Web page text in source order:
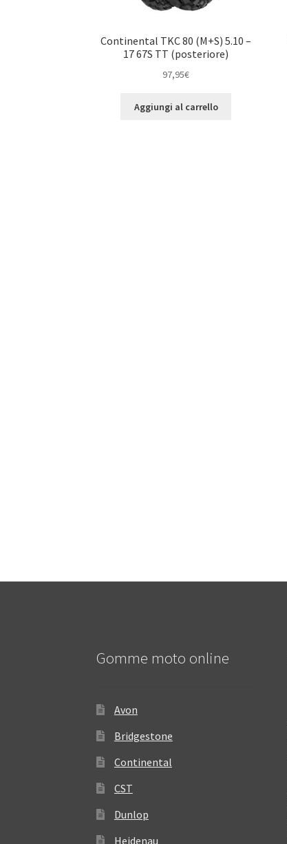
Continental TKC 80 (M+S) 5.10 –
17 67S TT (posteriore)
97,95€
Aggiungi al carrello
Gomme moto online
Avon
Bridgestone
Continental
CST
Dunlop
Heidenau